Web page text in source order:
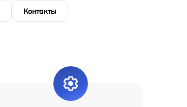
Контакты